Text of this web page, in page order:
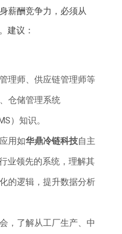
薪酬竞争力，必须从
建议：
理师、供应链管理师等
仓储管理系统
）知识。
用如华鼎冷链科技自主
业领先的系统，理解其
的逻辑，提升数据分析
，了解从工厂生产、中